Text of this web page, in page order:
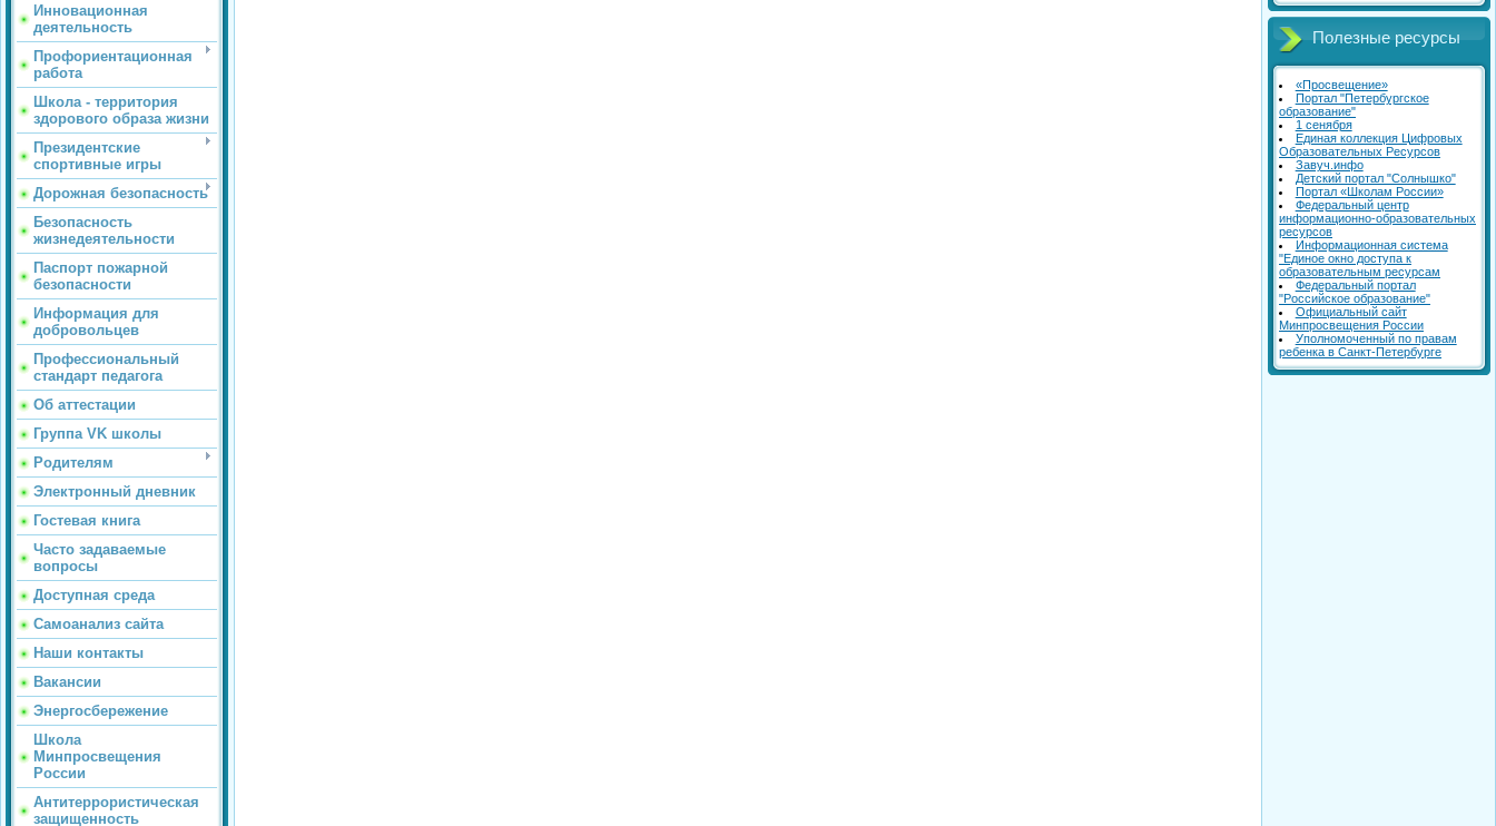
Инновационная
деятельность
Профориентационная
работа
Школа - территория
здорового образа жизни
Президентские
спортивные игры
Дорожная безопасность
Безопасность
жизнедеятельности
Паспорт пожарной
безопасности
Информация для
добровольцев
Профессиональный
стандарт педагога
Об аттестации
Группа VK школы
Родителям
Электронный дневник
Гостевая книга
Часто задаваемые
вопросы
Доступная среда
Самоанализ сайта
Наши контакты
Вакансии
Энергосбережение
Школа
Минпросвещения
России
Антитеррористическая
защищенность
Полезные ресурсы
«Просвещение»
Портал "Петербургское
образование"
1 сенября
Единая коллекция Цифровых
Образовательных Ресурсов
Завуч.инфо
Детский портал "Солнышко"
Портал «Школам России»
Федеральный центр
информационно-образовательных
ресурсов
Информационная система
"Единое окно доступа к
образовательным ресурсам
Федеральный портал
"Российское образование"
Официальный сайт
Минпросвещения России
Уполномоченный по правам
ребенка в Санкт-Петербурге